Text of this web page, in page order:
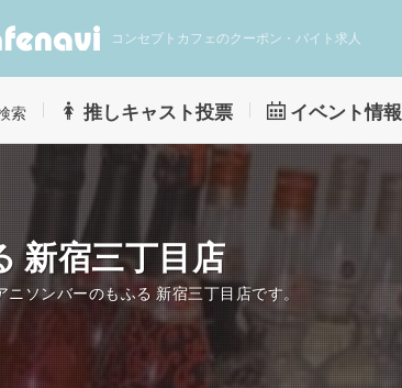
コンセプトカフェのクーポン・バイト求人
索 推しキャスト投票 イベント情報
新宿三丁目店
ニソンバーのもふる 新宿三丁目店です。